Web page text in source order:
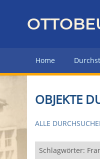
z
r
H
u
p
Home
OBJEKTE
ALLE
Schlagwörter: